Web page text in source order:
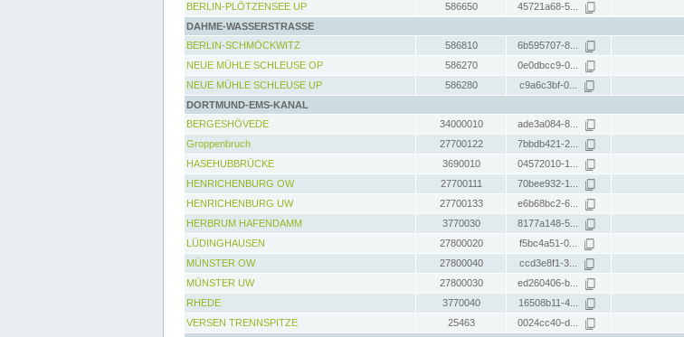
BERLIN-PLÖTZENSEE UP
586650 45721a68-5...
DAHME-WASSERSTRASSE
BERLIN-SCHMÖCKWITZ
586810 6b595707-8...
NEUE MÜHLE SCHLEUSE OP
586270 0e0dbcc9-0...
NEUE MÜHLE SCHLEUSE UP
586280 c9a6c3bf-0...
DORTMUND-EMS-KANAL
BERGESHÖVEDE
34000010 ade3a084-8...
Groppenbruch
27700122 7bbdb421-2...
HASEHUBBRÜCKE
3690010 04572010-1...
HENRICHENBURG OW
27700111 70bee932-1...
HENRICHENBURG UW
27700133 e6b68bc2-6...
HERBRUM HAFENDAMM
3770030 8177a148-5...
LÜDINGHAUSEN
27800020 f5bc4a51-0...
MÜNSTER OW
27800040 ccd3e8f1-3...
MÜNSTER UW
27800030 ed260406-b...
RHEDE
3770040 16508b11-4...
VERSEN TRENNSPITZE
25463 0024cc40-d...